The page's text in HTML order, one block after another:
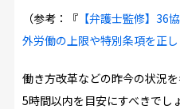
（参考：『【弁護士監修】36
外労働の上限や特別条項を正
働き方改革などの昨今の状況
5時間以内を目安にすべきでし